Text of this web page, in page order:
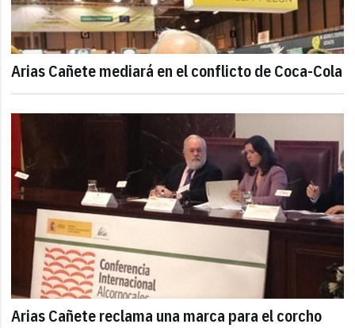
Arias Cañete mediará en el conflicto de Coca-Cola
Arias Cañete reclama una marca para el corcho